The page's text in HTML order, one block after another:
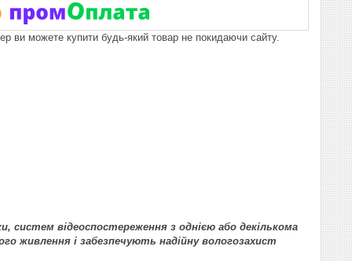
ви можете купити будь-який товар не покидаючи сайту.
систем відеоспостереження з однією або декількома
живлення і забезпечують надійну вологозахист